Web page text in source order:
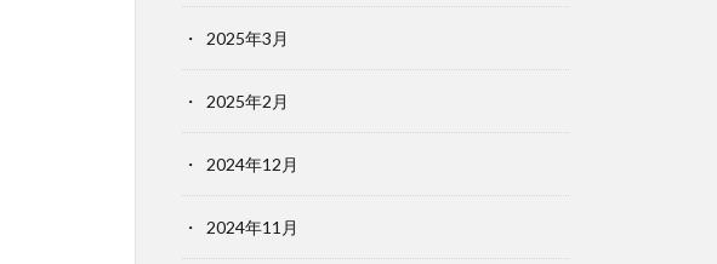
2025年3月
2025年2月
2024年12月
2024年11月